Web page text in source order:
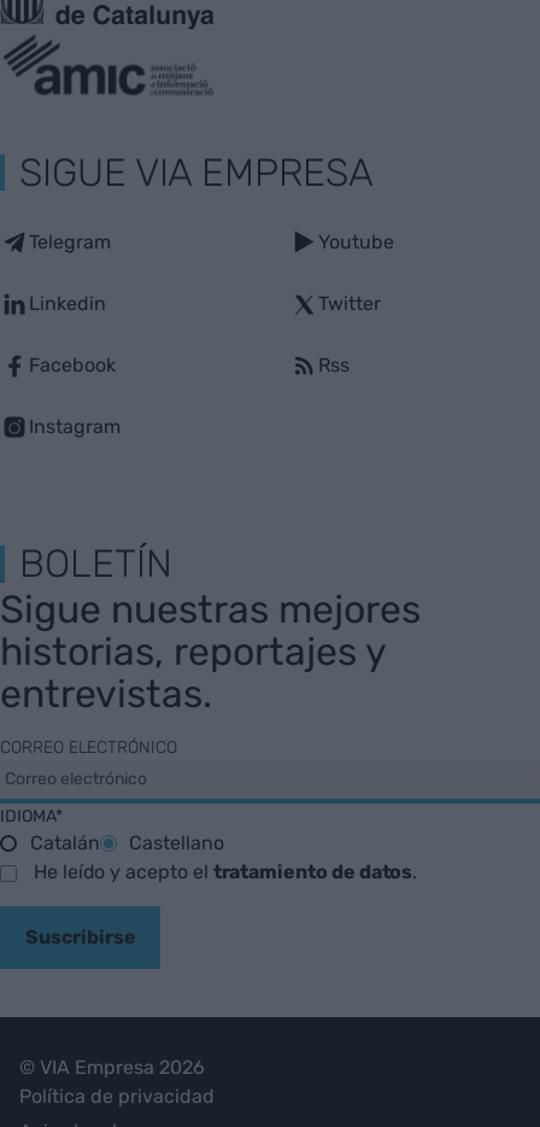
SIGUE VIA EMPRESA
Telegram
Linkedin
Facebook
Instagram
Youtube
Twitter
Rss
BOLETÍN
Sigue nuestras mejores
historias, reportajes y
entrevistas.
CORREO ELECTRÓNICO
IDIOMA*
Catalán
Castellano
He leído y acepto el tratamiento de datos.
Suscribirse
© VIA Empresa 2026
Política de privacidad